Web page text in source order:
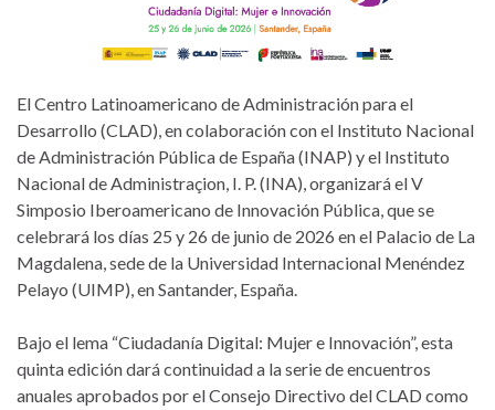
El Centro Latinoamericano de Administración para el
Desarrollo (CLAD), en colaboración con el Instituto Nacional
de Administración Pública de España (INAP) y el Instituto
Nacional de Administraçion, I. P. (INA), organizará el V
Simposio Iberoamericano de Innovación Pública, que se
celebrará los días 25 y 26 de junio de 2026 en el Palacio de La
Magdalena, sede de la Universidad Internacional Menéndez
Pelayo (UIMP), en Santander, España.
Bajo el lema “Ciudadanía Digital: Mujer e Innovación”, esta
quinta edición dará continuidad a la serie de encuentros
anuales aprobados por el Consejo Directivo del CLAD como